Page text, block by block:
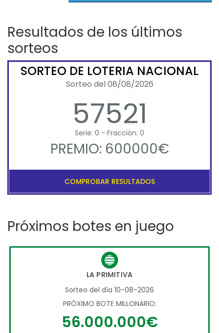
Resultados de los últimos
sorteos
SORTEO DE LOTERIA NACIONAL
Sorteo del 08/08/2026
57521
Serie: 0 - Fracción: 0
PREMIO: 600000€
COMPROBAR RESULTADOS
Próximos botes en juego
LA PRIMITIVA
Sorteo del día 10-08-2026
PRÓXIMO BOTE MILLONARIO:
56.000.000€